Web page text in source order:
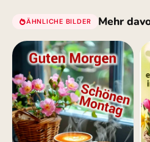
ÄHNLICHE BILDER Mehr